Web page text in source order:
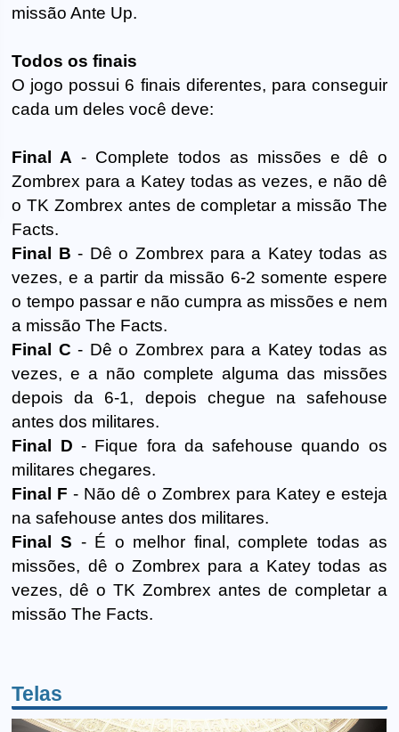
missão Ante Up.
Todos os finais
O jogo possui 6 finais diferentes, para conseguir
cada um deles você deve:
Final A - Complete todos as missões e dê o
Zombrex para a Katey todas as vezes, e não dê
o TK Zombrex antes de completar a missão The
Facts.
Final B - Dê o Zombrex para a Katey todas as
vezes, e a partir da missão 6-2 somente espere
o tempo passar e não cumpra as missões e nem
a missão The Facts.
Final C - Dê o Zombrex para a Katey todas as
vezes, e a não complete alguma das missões
depois da 6-1, depois chegue na safehouse
antes dos militares.
Final D - Fique fora da safehouse quando os
militares chegares.
Final F - Não dê o Zombrex para Katey e esteja
na safehouse antes dos militares.
Final S - É o melhor final, complete todas as
missões, dê o Zombrex para a Katey todas as
vezes, dê o TK Zombrex antes de completar a
missão The Facts.
Telas